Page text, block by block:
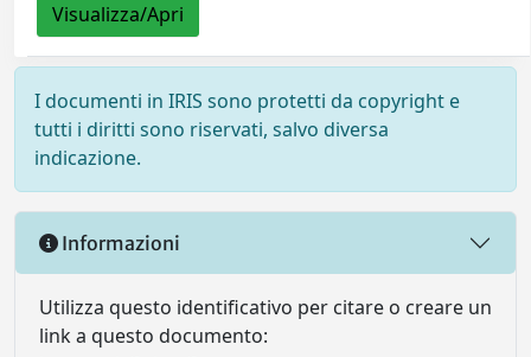
Visualizza/Apri
I documenti in IRIS sono protetti da copyright e
tutti i diritti sono riservati, salvo diversa
indicazione.
Informazioni
Utilizza questo identificativo per citare o creare un
link a questo documento: